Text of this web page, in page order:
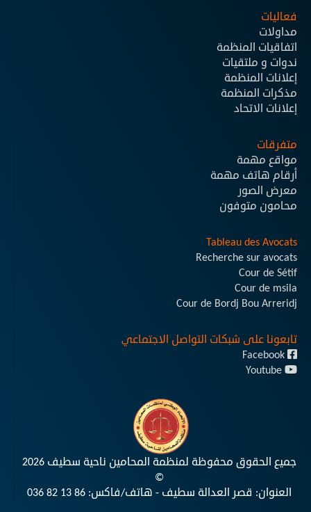
فعاليات
مداولات
اتفاقيات المنظمة
ندوات و ملتقيات
إعلانات المنظمة
مذكرات المنظمة
إعلانات الاتحاد
متفرقات
مواقع مهمة
أرقام هاتف مهمة
معرض الصور
محامون متوفون
Tableau des Avocats
Recherche sur avocats
Cour de Sétif
Cour de msila
Cour de Bordj Bou Arreridj
تابعونا على شبكات التواصل الاجتماعي
جميع الحقوق محفوظة لمنظمة المحامين ناحية سطيف 2026
©
العنوان: قصر العدالة سطيف - هاتف/فاكس: 036 82 13 86